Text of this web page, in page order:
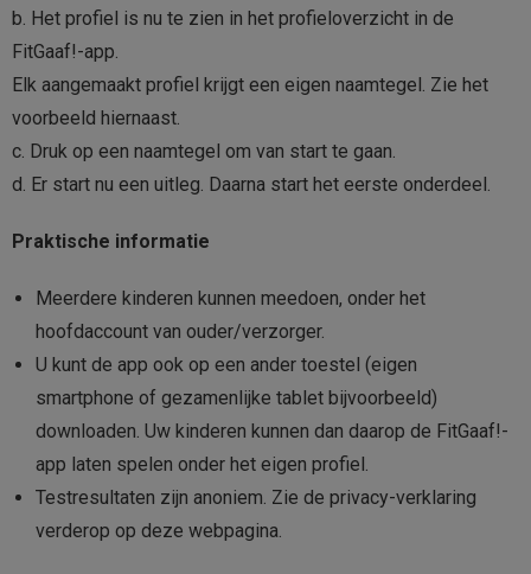
b. Het profiel is nu te zien in het profieloverzicht in de
FitGaaf!-app.
Elk aangemaakt profiel krijgt een eigen naamtegel. Zie het
voorbeeld hiernaast.
c. Druk op een naamtegel om van start te gaan.
d. Er start nu een uitleg. Daarna start het eerste onderdeel.
Praktische informatie
Meerdere kinderen kunnen meedoen, onder het
hoofdaccount van ouder/verzorger.
U kunt de app ook op een ander toestel (eigen
smartphone of gezamenlijke tablet bijvoorbeeld)
downloaden. Uw kinderen kunnen dan daarop de FitGaaf!-
app laten spelen onder het eigen profiel.
Testresultaten zijn anoniem. Zie de privacy-verklaring
verderop op deze webpagina.